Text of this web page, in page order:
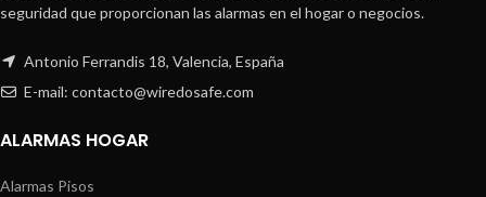
seguridad que proporcionan las alarmas en el hogar o negocios.
Antonio Ferrandis 18, Valencia, España
E-mail: contacto@wiredosafe.com
ALARMAS HOGAR
Alarmas Pisos